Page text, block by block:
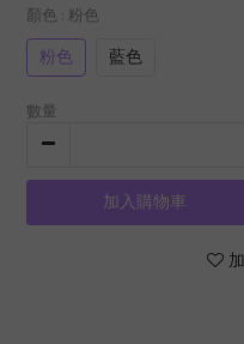
顏色 : 粉色
粉色 藍色
數量
加入購物車